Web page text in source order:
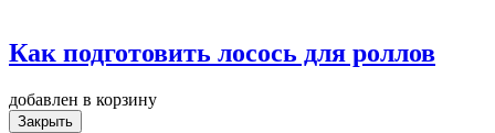
Как подготовить лосось для роллов
добавлен в корзину
Закрыть